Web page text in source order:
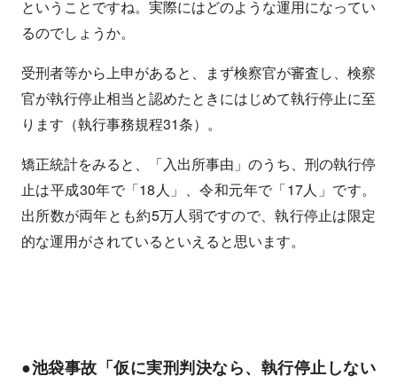
ということですね。実際にはどのような運用になってい
るのでしょうか。
受刑者等から上申があると、まず検察官が審査し、検察
官が執行停止相当と認めたときにはじめて執行停止に至
ります（執行事務規程31条）。
矯正統計をみると、「入出所事由」のうち、刑の執行停
止は平成30年で「18人」、令和元年で「17人」です。
出所数が両年とも約5万人弱ですので、執行停止は限定
的な運用がされているといえると思います。
●池袋事故「仮に実刑判決なら、執行停止しない